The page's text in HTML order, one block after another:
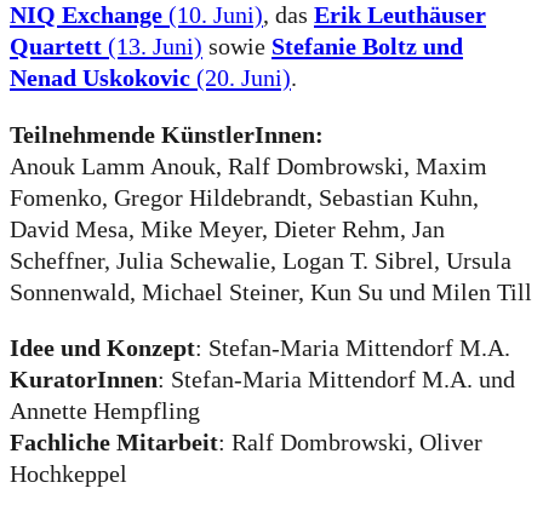
NIQ Exchange (10. Juni), das Erik Leuthäuser
Quartett (13. Juni) sowie Stefanie Boltz und
Nenad Uskokovic (20. Juni).
Teilnehmende KünstlerInnen:
Anouk Lamm Anouk, Ralf Dombrowski, Maxim
Fomenko, Gregor Hildebrandt, Sebastian Kuhn,
David Mesa, Mike Meyer, Dieter Rehm, Jan
Scheffner, Julia Schewalie, Logan T. Sibrel, Ursula
Sonnenwald, Michael Steiner, Kun Su und Milen Till
Idee und Konzept: Stefan-Maria Mittendorf M.A.
KuratorInnen: Stefan-Maria Mittendorf M.A. und
Annette Hempfling
Fachliche Mitarbeit: Ralf Dombrowski, Oliver
Hochkeppel